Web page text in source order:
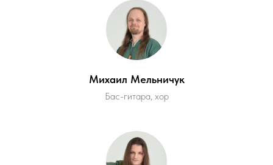
Михаил Мельничук
Бас-гитара, хор